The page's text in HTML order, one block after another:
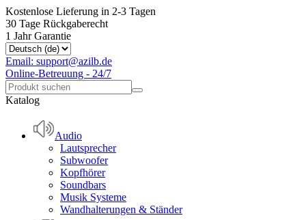
Kostenlose Lieferung in 2-3 Tagen
30 Tage Rückgaberecht
1 Jahr Garantie
Email: support@azilb.de
Online-Betreuung - 24/7
Katalog
Audio
Lautsprecher
Subwoofer
Kopfhörer
Soundbars
Musik Systeme
Wandhalterungen & Ständer